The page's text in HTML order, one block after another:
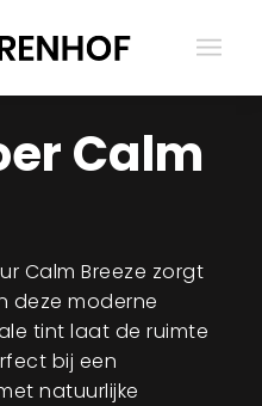
Calm
Calm Breeze zorgt
deze moderne
tint laat de ruimte
bij een
natuurlijke